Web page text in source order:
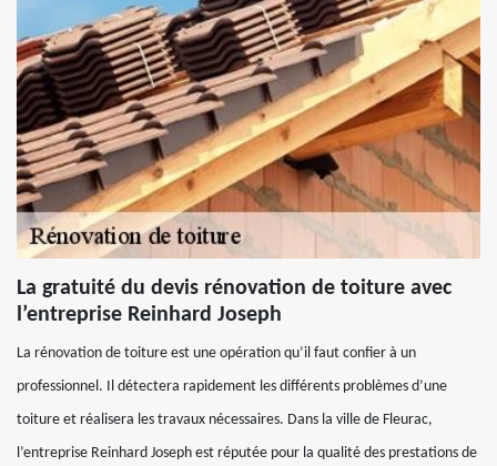
La gratuité du devis rénovation de toiture avec
l’entreprise Reinhard Joseph
La rénovation de toiture est une opération qu’il faut confier à un
professionnel. Il détectera rapidement les différents problèmes d’une
toiture et réalisera les travaux nécessaires. Dans la ville de Fleurac,
l’entreprise Reinhard Joseph est réputée pour la qualité des prestations de